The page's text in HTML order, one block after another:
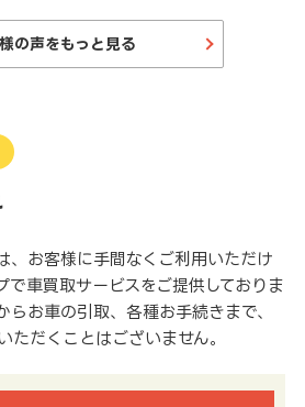
の声をもっと見る
、お客様に手間なくご利用いただけ
車買取サービスをご提供しておりま
らお車の引取、各種お手続きまで、
ただくことはございません。